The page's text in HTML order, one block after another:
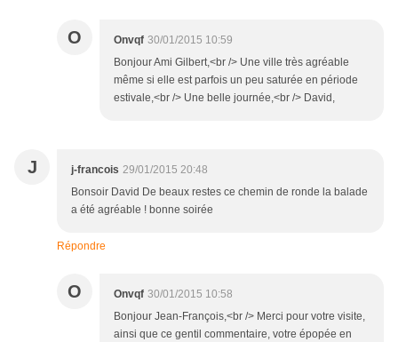
O Onvqf 30/01/2015 10:59
Bonjour Ami Gilbert,<br /> Une ville très agréable
même si elle est parfois un peu saturée en période
estivale,<br /> Une belle journée,<br /> David,
J j-francois 29/01/2015 20:48
Bonsoir David De beaux restes ce chemin de ronde la balade
a été agréable ! bonne soirée
Répondre
O Onvqf 30/01/2015 10:58
Bonjour Jean-François,<br /> Merci pour votre visite,
ainsi que ce gentil commentaire, votre épopée en